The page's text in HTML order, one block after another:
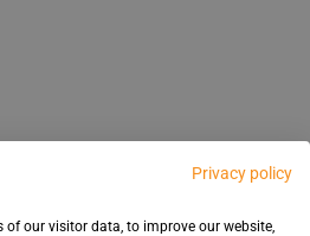
Privacy policy
of our visitor data, to improve our website,